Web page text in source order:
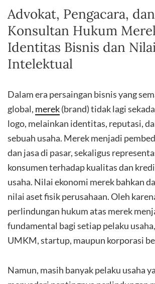
Advokat, Pengacara, dan
Konsultan Hukum
Identitas Bisnis dan
Intelektual
Dalam era persaingan bisnis yang
global, merek(brand) tidak lagi
logo, melainkan identitas, reputasi,
sebuah usaha. Merek menjadi
dan jasa di pasar, sekaligus
konsumen terhadap kualitas dan
usaha. Nilai ekonomi merek bahkan
nilai aset fisik perusahaan. Oleh
perlindungan hukum atas merek
fundamental bagi setiap pelaku
UMKM, startup, maupun korporasi
Namun, masih banyak pelaku usaha